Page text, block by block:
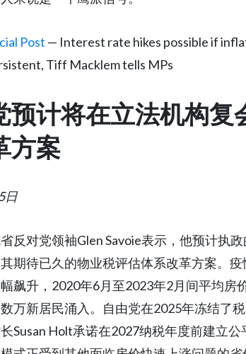
Post — Interest rate hikes possible if
Tiff Macklem tells MPs
预计将在立法机构复
方案
日
反对党领袖Glen Savoie表示，他预计执
期待已久的物业税评估体系改革方案。
飙升，2020年6月至2023年2月间平均房
万新居民涌入。自由党在2025年冻结了
Susan Holt承诺在2027纳税年度前建立